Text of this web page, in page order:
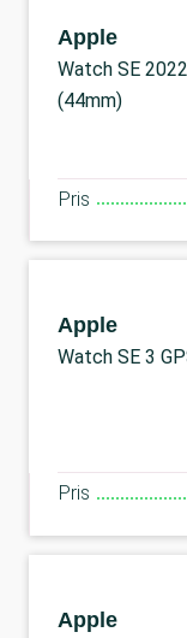
Apple
Watch SE
(44mm)
Pris
Apple
Watch SE 3
Pris
Apple